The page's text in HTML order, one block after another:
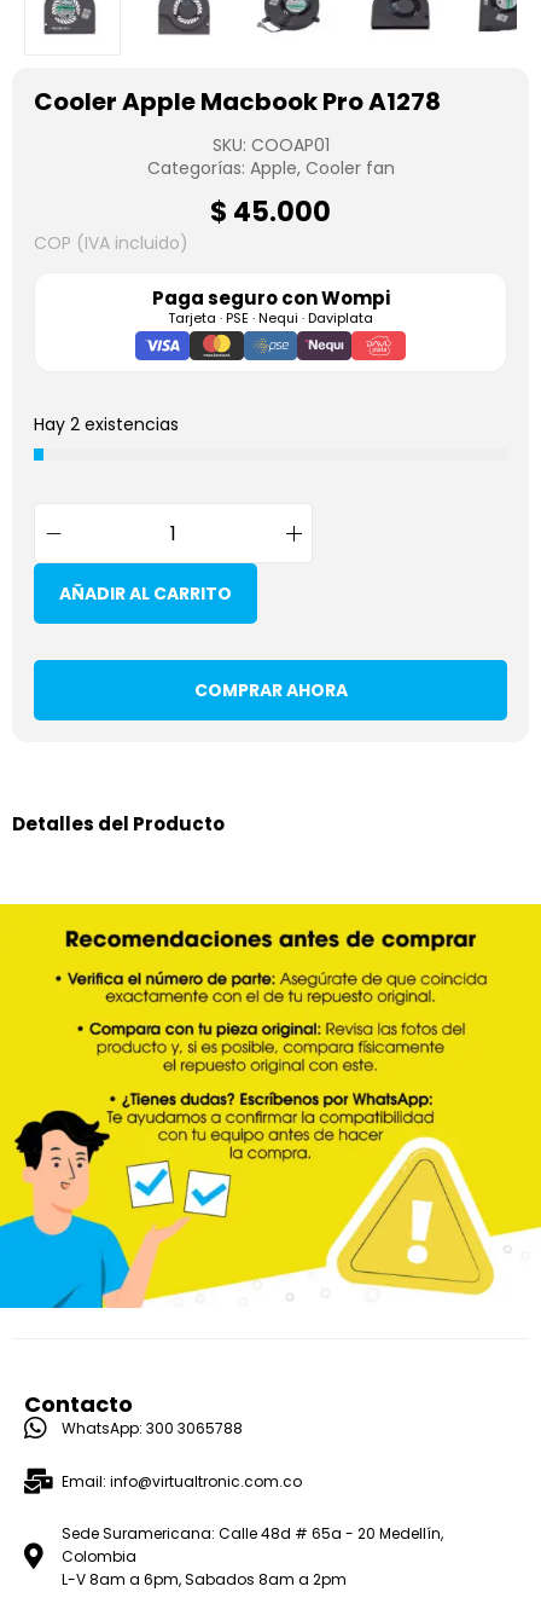
Cooler Apple Macbook Pro A1278
SKU: COOAP01
Categorías: Apple, Cooler fan
$ 45.000
COP (IVA incluido)
Paga seguro conWompi
Tarjeta · PSE · Nequi · Daviplata
Hay 2 existencias
AÑADIR AL CARRITO
COMPRAR AHORA
Detalles del Producto
Contacto
WhatsApp: 300 3065788
Email: info@virtualtronic.com.co
Sede Suramericana: Calle 48d # 65a - 20 Medellín,
Colombia
L-V 8am a 6pm, Sabados 8am a 2pm